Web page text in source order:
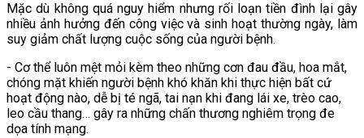
Mặc dù không quá nguy hiểm nhưng rối loạn tiền đình lại gây
nhiều ảnh hưởng đến công việc và sinh hoạt thường ngày, làm
suy giảm chất lượng cuộc sống của người bệnh.
- Cơ thể luôn mệt mỏi kèm theo những cơn đau đầu, hoa mắt,
chóng mặt khiến người bệnh khó khăn khi thực hiện bất cứ
hoạt động nào, dễ bị té ngã, tai nạn khi đang lái xe, trèo cao,
leo cầu thang… gây ra những chấn thương nghiêm trọng đe
dọa tính mạng.